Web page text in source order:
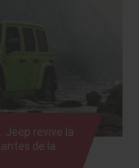
Jeep revive la
de la